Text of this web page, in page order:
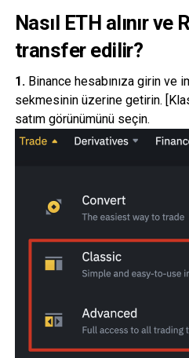
Nasıl ETH alınır ve
transfer edilir?
1.Binance hesabınıza girin ve
sekmesinin üzerine getirin.
satım görünümünü seçin.